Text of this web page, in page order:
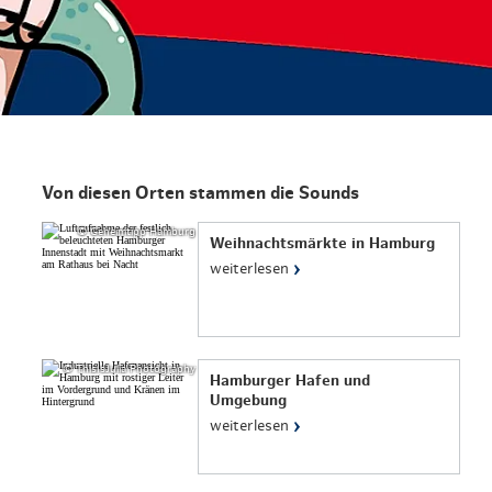
& Lifestyle
shoppen
essen & trinken
Von diesen Orten stammen die Sounds
© Geheimtipp Hamburg
Weihnachtsmärkte in Hamburg
weiterlesen ›
© ThisIsJulia Photography
Hamburger Hafen und
Umgebung
weiterlesen ›